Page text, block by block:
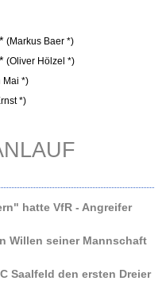
(Markus Baer *)
(Oliver Hölzel *)
Mai *)
*)
hatte VfR - Angreifer
Willen seiner Mannschaft
Saalfeld den ersten Dreier